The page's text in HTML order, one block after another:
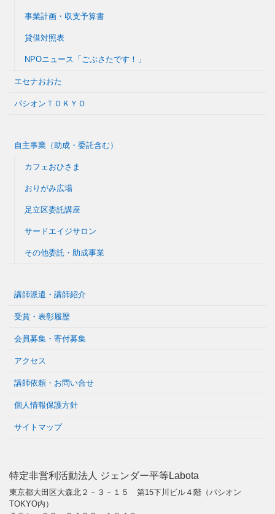
事業計画・収支予算書
貸借対照表
NPOニュース「ごぶさたです！」
エセナおおた
パシオンＴＯＫＹＯ
自主事業（助成・委託含む）
カフェおひさま
おりがみ広場
足立区委託講座
サードエイジサロン
その他委託・助成事業
講師派遣・講師紹介
受賞・表彰履歴
会員募集・寄付募集
アクセス
講師依頼・お問い合せ
個人情報保護方針
サイトマップ
特定非営利活動法人 ジェンダー平等Labota
東京都大田区大森北２－３－１５ 第15下川ビル４階（パシオン
TOKYO内）